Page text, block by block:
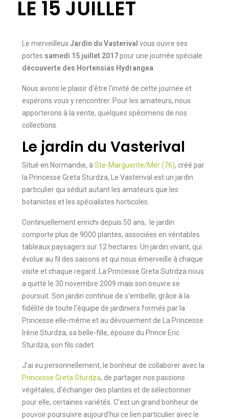
LE 15 JUILLET
Le merveilleuxJardin du Vasterival vous ouvre ses
portes samedi 15 juillet 2017pour une journée spéciale
découverte des Hortensias Hydrangea
Nous avons le plaisir d'être l'invité de cette journée et
espérons vous y rencontrer. Pour les amateurs, nous
apporterons à la vente, quelques spécimens de nos
collections.
Le jardin du Vasterival
Situé en Normandie, à Ste-Marguerite/Mer (76), créé par
la Princesse Greta Sturdza, Le Vasterival est un jardin
particulier qui séduit autant les amateurs que les
botanistes et les spécialistes horticoles.
Continuellement enrichi depuis 50 ans, le jardin
comporte plus de 9000 plantes, associées en véritables
tableaux paysagers sur 12 hectares. Un jardin vivant, qui
évolue au fil des saisons et qui nous émerveille à chaque
visite et chaque regard. La Princesse Greta Sutrdza nous
a quitté le 30 novembre 2009 mais son oeuvre se
poursuit. Son jardin continue de s'embellir, grâce à la
fidélité de toute l'équipe de jardiniers formés par la
Princesse elle-même et au dévouement de La Princesse
Irène Sturdza, sa belle-fille, épouse du Prince Eric
Sturdza, son fils cadet.
J'ai eu personnellement, le bonheur de collaborer avec la
Princesse Greta Sturdza, de partager nos passions
végétales, d'échanger des plantes et de sélectionner
pour elle, certaines variétés. C'est un grand bonheur de
pouvoir poursuivre aujourd'hui ce lien particulier avec le